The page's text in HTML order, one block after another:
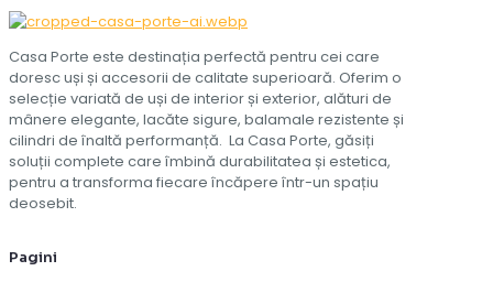
Casa Porte este destinația perfectă pentru cei care
doresc uși și accesorii de calitate superioară. Oferim o
selecție variată de uși de interior și exterior, alături de
mânere elegante, lacăte sigure, balamale rezistente și
cilindri de înaltă performanță. La Casa Porte, găsiți
soluții complete care îmbină durabilitatea și estetica,
pentru a transforma fiecare încăpere într-un spațiu
deosebit.
Pagini